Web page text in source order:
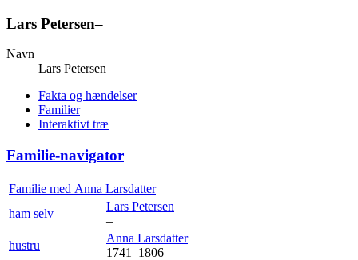
Lars Petersen–
Navn
Lars Petersen
Fakta og hændelser
Familier
Interaktivt træ
Familie-navigator
Familie med Anna Larsdatter
ham selv
Lars Petersen
–
hustru
Anna Larsdatter
1741–1806